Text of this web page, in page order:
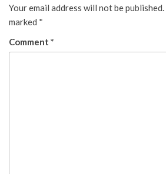
Your email address will not be published.
marked *
Comment *